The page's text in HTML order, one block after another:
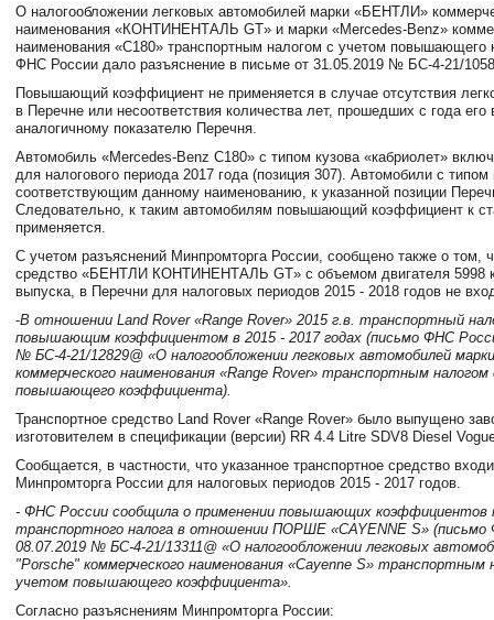
О налогообложении легковых автомобилей марки «БЕНТЛИ»
наименования «КОНТИНЕНТАЛЬ GT» и марки «Mercedes-Benz»
наименования «C180» транспортным налогом с учетом повышающего
ФНС России дало разъяснение в письме от 31.05.2019 № БС-4-21/
Повышающий коэффициент не применяется в случае отсутствия
в Перечне или несоответствия количества лет, прошедших с года его
аналогичному показателю Перечня.
Автомобиль «Mercedes-Benz C180» с типом кузова «кабриолет»
для налогового периода 2017 года (позиция 307). Автомобили с типом
соответствующим данному наименованию, к указанной позиции
Следовательно, к таким автомобилям повышающий коэффициент к
применяется.
С учетом разъяснений Минпромторга России, сообщено также о том,
средство «БЕНТЛИ КОНТИНЕНТАЛЬ GT» с объемом двигателя 5998
выпуска, в Перечни для налоговых периодов 2015 - 2018 годов не
-В отношении Land Rover «Range Rover» 2015 г.в. транспортный
повышающим коэффициентом в 2015 - 2017 годах (письмо ФНС
№ БС-4-21/12829@ «О налогообложении легковых автомобилей
коммерческого наименования «Range Rover» транспортным
повышающего коэффициента).
Транспортное средство Land Rover «Range Rover» было выпущено
изготовителем в спецификации (версии) RR 4.4 Litre SDV8 Diesel
Сообщается, в частности, что указанное транспортное средство
Минпромторга России для налоговых периодов 2015 - 2017 годов.
- ФНС России сообщила о применении повышающих коэффициентов
транспортного налога в отношении ПОРШЕ «CAYENNE S»
08.07.2019 № БС-4-21/13311@ «О налогообложении легковых
"Porsche" коммерческого наименования «Cayenne S» транспортным
учетом повышающего коэффициента».
Согласно разъяснениям Минпромторга России: